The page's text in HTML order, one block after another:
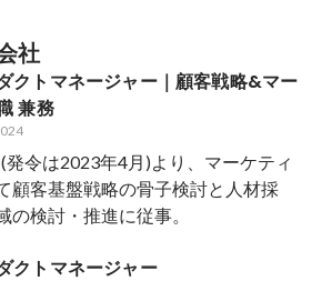
社
クトマネージャー｜顧客戦略&マー
兼務
発令は2023年4月)より、マーケティ
顧客基盤戦略の骨子検討と人材採
の検討・推進に従事。
クトマネージャー